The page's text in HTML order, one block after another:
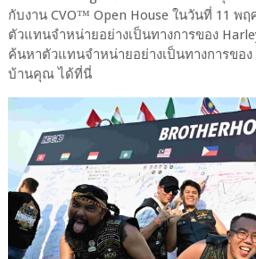
กับงาน CVO™ Open House ในวันที่ 11 พ
ตัวแทนจำหน่ายอย่างเป็นทางการของ
ค้นหาตัวแทนจำหน่ายอย่างเป็นทางการของ
บ้านคุณ ได้ที่นี่